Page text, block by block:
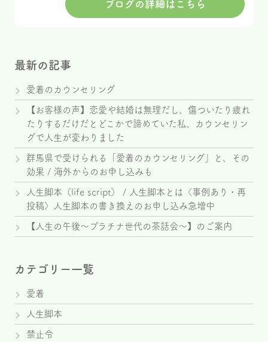
ブログの詳細はこちら
最新の記事
愛着のカウンセリング
【お客様の声】恋愛や結婚は無理だし、傷ついたり疲れ
たりするだけだとどこかで諦めていた私、カウンセリン
グで人生が変わりました
群馬県で受けられる「愛着のカウンセリング」と、その
効果 / 海外からのお申し込みも
人生脚本（life script） / 人生脚本とは〈事例あり・再
投稿〉人生脚本の書き換えのお申し込み急増中
【人生の午後～プラチナ世代の茶話会～】のご案内
カテゴリー一覧
愛着
人生脚本
禁止令